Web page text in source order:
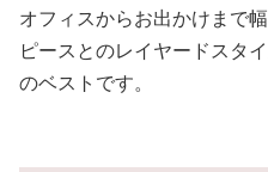
オフィスからお出かけまで
ピースとのレイヤードスタ
のベストです。